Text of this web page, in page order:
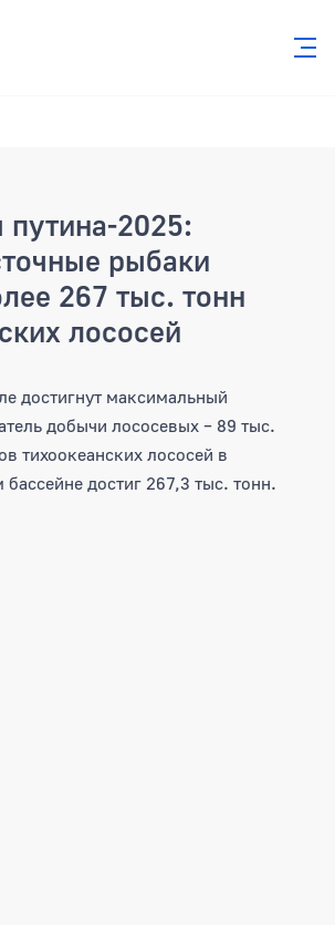
путина-2025:
рыбаки
267 тыс. тонн
лососей
2025:
достигнут максимальный
добычи лососевых – 89 тыс.
тихоокеанских лососей в
достиг 267,3 тыс. тонн.